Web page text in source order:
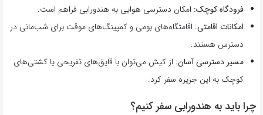
فرودگاه کوچک: امکان دسترسی هوایی به هندورابی فراهم است.
امکانات اقامتی: اقامتگاه‌های بومی و کمپینگ‌های موقت برای شب‌مانی در
دسترس هستند.
مسیر دسترسی آسان: از کیش می‌توان با قایق‌های تفریحی یا کشتی‌های
کوچک به این جزیره سفر کرد.
چرا باید به هندورابی سفر کنیم؟